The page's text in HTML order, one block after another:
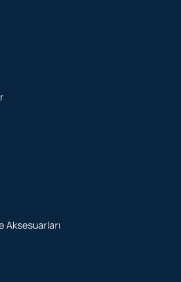
Aksesuarları